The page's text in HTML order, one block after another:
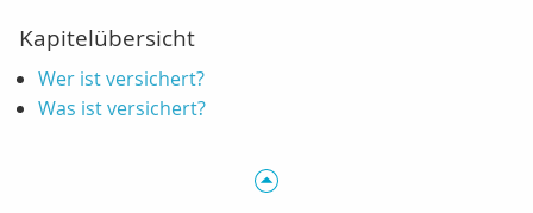
Kapitelübersicht
Wer ist versichert?
Was ist versichert?